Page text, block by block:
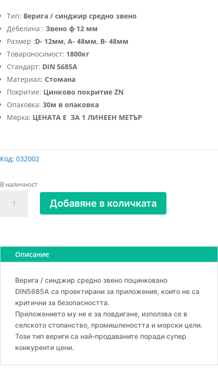
Тип: Верига / синджир средно звено
Дебелина : Звено ф 12 мм
Размер :D- 12мм, A- 48мм, B- 48мм
Товароносимост: 1800кг
Стандарт: DIN 5685A
Материал: Стомана
Покритие: Цинково покритие ZN
Опаковка: 30м в опаковка
Мярка: ЦЕНАТА Е ЗА 1 ЛИНЕЕН МЕТЪР
Код: 032002
В наличност
звено
поцинкована,
1800кг,
5685A
Добавяне в количката
Описание
Верига / синджир средно звено поцинковано
DIN5685A са проектирани за приложения, които не са
критични за безопасността.
Приложението му не е за повдигане, използва се в
селското стопанство, промишлеността и морски цели.
Този тип вериги са най-продаваните поради супер
конкуренти цени.